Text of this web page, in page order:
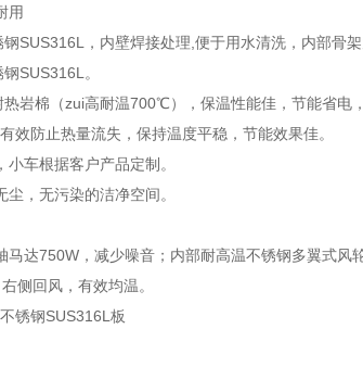
用
SUS316L，内壁焊接处理,便于用水清洗，内部骨架
SUS316L。
岩棉（zui高耐温700℃），保温性能佳，节能省电
效防止热量流失，保持温度平稳，节能效果佳。
车根据客户产品定制。
，无污染的洁净空间。
马达750W，减少噪音；内部耐高温不锈钢多翼式
侧回风，有效均温。
锈钢SUS316L板